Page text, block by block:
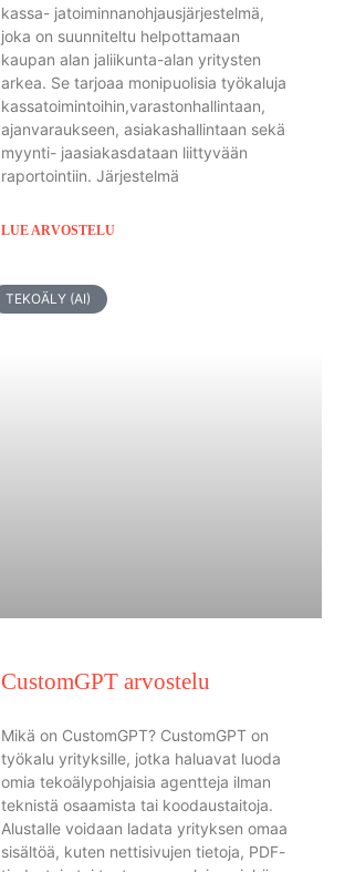
kassa- jatoiminnanohjausjärjestelmä,
joka on suunniteltu helpottamaan
kaupan alan jaliikunta-alan yritysten
arkea. Se tarjoaa monipuolisia työkaluja
kassatoimintoihin,varastonhallintaan,
ajanvaraukseen, asiakashallintaan sekä
myynti- jaasiakasdataan liittyvään
raportointiin. Järjestelmä
LUE ARVOSTELU
TEKOÄLY (AI)
CustomGPT arvostelu
Mikä on CustomGPT? CustomGPT on
työkalu yrityksille, jotka haluavat luoda
omia tekoälypohjaisia agentteja ilman
teknistä osaamista tai koodaustaitoja.
Alustalle voidaan ladata yrityksen omaa
sisältöä, kuten nettisivujen tietoja, PDF-